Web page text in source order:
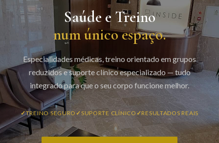
Saúde e Treino
num único espaço.
Especialidades médicas, treino orientado em grupos
reduzidos e suporte clínico especializado — tudo
integrado para que o seu corpo funcione melhor.
TREINO SEGURO SUPORTE CLÍNICO RESULTADOS REAIS